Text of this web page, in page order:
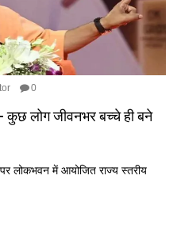
0
कुछ लोग जीवनभर बच्चे ही बने
लोकभवन में आयोजित राज्य स्तरीय